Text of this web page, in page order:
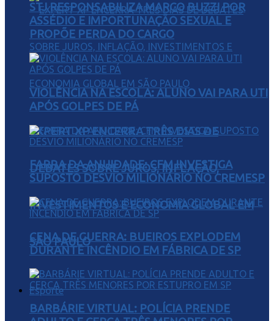
EXPERT XP ENCERRA TRÊS DIAS DE
DEBATES SOBRE JUROS, INFLAÇÃO,
INVESTIMENTOS E ECONOMIA GLOBAL EM
SÃO PAULO
Esporte
STJ RESPONSABILIZA MARCO BUZZI POR
ASSÉDIO E IMPORTUNAÇÃO SEXUAL E
PROPÕE PERDA DO CARGO
VIOLÊNCIA NA ESCOLA: ALUNO VAI PARA UTI
APÓS GOLPES DE PÁ
FARRA DA ANUIDADE: CFM INVESTIGA
SUPOSTO DESVIO MILIONÁRIO NO CREMESP
CENA DE GUERRA: BUEIROS EXPLODEM
DURANTE INCÊNDIO EM FÁBRICA DE SP
BARBÁRIE VIRTUAL: POLÍCIA PRENDE